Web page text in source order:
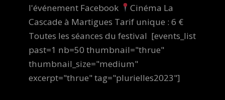
l'événement Facebook
Cinéma La
Cascade à Martigues Tarif unique : 6 €
Toutes les séances du festival [events_list
past=1 nb=50 thumbnail="thrue"
thumbnail_size="medium"
excerpt="thrue" tag="plurielles2023"]